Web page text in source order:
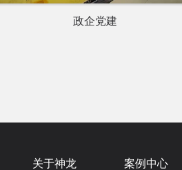
政企党建
关于神龙 案例中心